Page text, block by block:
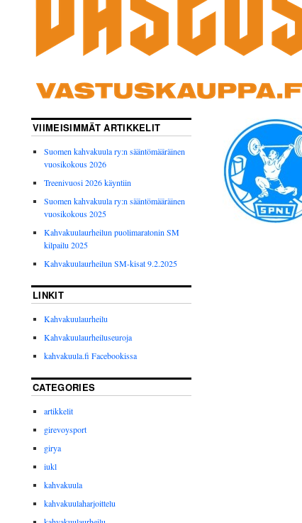
VIIMEISIMMÄT ARTIKKELIT
Suomen kahvakuula ry:n sääntömääräinen
vuosikokous 2026
Treenivuosi 2026 käyntiin
Suomen kahvakuula ry:n sääntömääräinen
vuosikokous 2025
Kahvakuulaurheilun puolimaratonin SM
kilpailu 2025
Kahvakuulaurheilun SM-kisat 9.2.2025
LINKIT
Kahvakuulaurheilu
Kahvakuulaurheiluseuroja
kahvakuula.fi Facebookissa
CATEGORIES
artikkelit
girevoysport
girya
iukl
kahvakuula
kahvakuulaharjoittelu